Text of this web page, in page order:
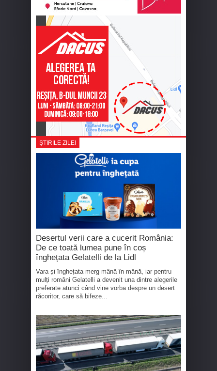
ȘTIRILE ZILEI
Desertul verii care a cucerit România:
De ce toată lumea pune în coș
înghețata Gelatelli de la Lidl
Vara și înghețata merg mână în mână, iar pentru
mulți români Gelatelli a devenit una dintre alegerile
preferate atunci când vine vorba despre un desert
răcoritor, care să bifeze...